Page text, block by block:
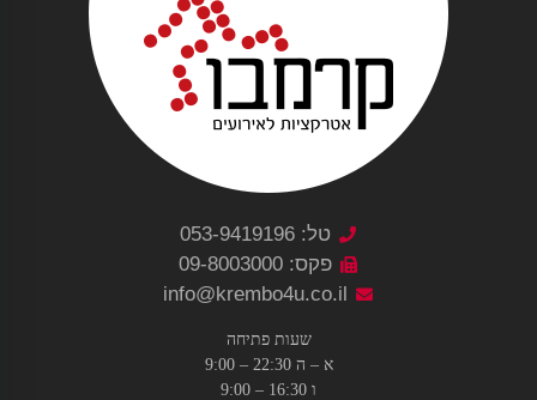
טל: 053-9419196
פקס: 09-8003000
info@krembo4u.co.il
שעות פתיחה
א – ה 22:30 – 9:00
ו 16:30 – 9:00